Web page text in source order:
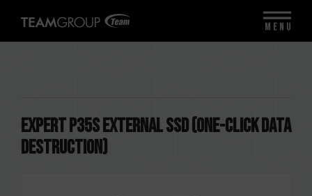
EXPERT P35S External SSD (One-Click Data
Destruction)
MENU